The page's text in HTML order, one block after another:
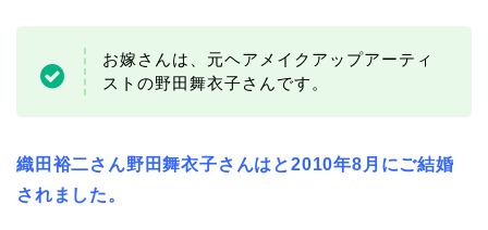
お嫁さんは、元ヘアメイクアップアーティ
ストの野田舞衣子さんです。
織田裕二さん野田舞衣子さんはと2010年8月にご結婚
されました。